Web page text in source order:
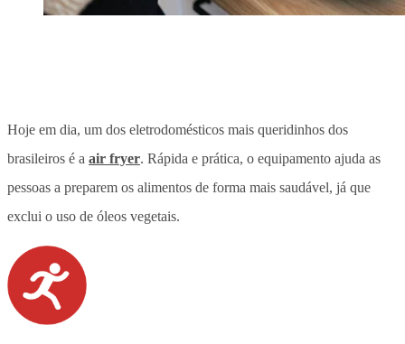
Hoje em dia, um dos eletrodomésticos mais queridinhos dos
brasileiros é a air fryer. Rápida e prática, o equipamento ajuda as
pessoas a preparem os alimentos de forma mais saudável, já que
exclui o uso de óleos vegetais.